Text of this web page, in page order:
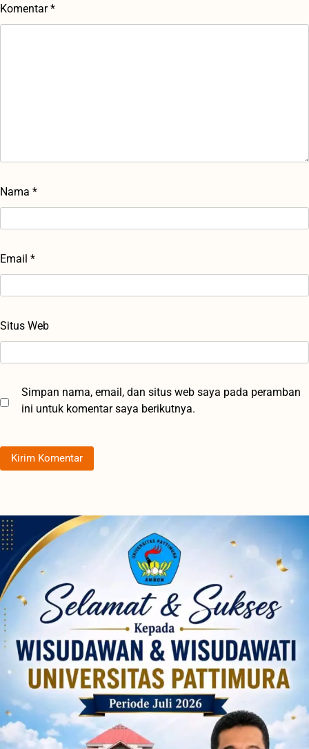
Komentar*
Nama *
Email *
Situs Web
Simpan nama, email, dan situs web saya pada peramban
ini untuk komentar saya berikutnya.